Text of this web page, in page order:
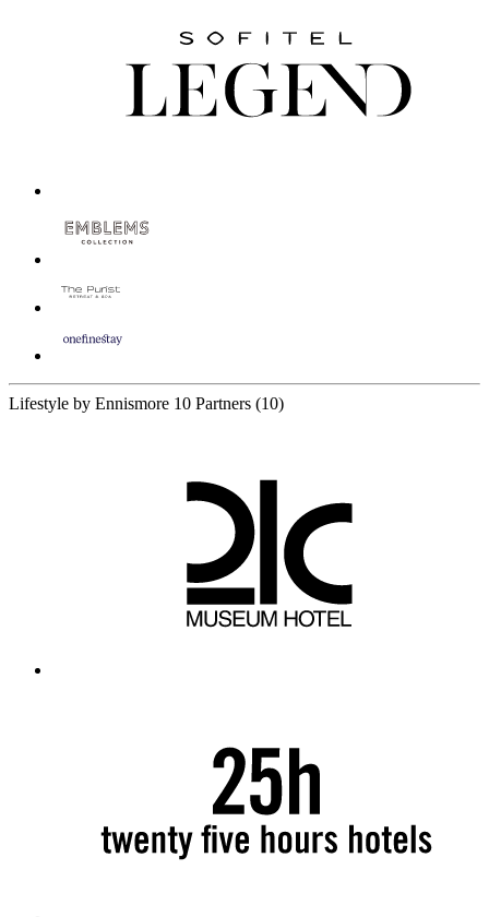
Lifestyle by Ennismore 10 Partners (10)